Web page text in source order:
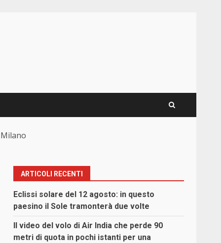
ARTICOLI RECENTI
Eclissi solare del 12 agosto: in questo
paesino il Sole tramonterà due volte
Il video del volo di Air India che perde 90
metri di quota in pochi istanti per una